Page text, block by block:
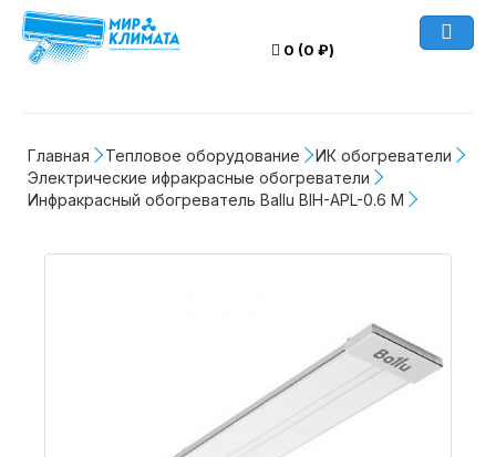
0 (0 ₽)
Главная Тепловое оборудование
ИК обогреватели
Электрические ифракрасные обогреватели
Инфракрасный обогреватель Ballu BIH-APL-0.6 M